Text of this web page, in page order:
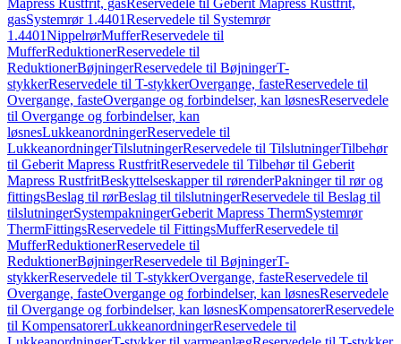
Mapress Rustfrit, gasReservedele til Geberit Mapress Rustfrit,
gasSystemrør 1.4401Reservedele til Systemrør
1.4401NippelrørMufferReservedele til
MufferReduktionerReservedele til
ReduktionerBøjningerReservedele til BøjningerT-
stykkerReservedele til T-stykkerOvergange, fasteReservedele til
Overgange, fasteOvergange og forbindelser, kan løsnesReservedele
til Overgange og forbindelser, kan
løsnesLukkeanordningerReservedele til
LukkeanordningerTilslutningerReservedele til TilslutningerTilbehør
til Geberit Mapress RustfritReservedele til Tilbehør til Geberit
Mapress RustfritBeskyttelseskapper til rørenderPakninger til rør og
fittingsBeslag til rørBeslag til tilslutningerReservedele til Beslag til
tilslutningerSystempakningerGeberit Mapress ThermSystemrør
ThermFittingsReservedele til FittingsMufferReservedele til
MufferReduktionerReservedele til
ReduktionerBøjningerReservedele til BøjningerT-
stykkerReservedele til T-stykkerOvergange, fasteReservedele til
Overgange, fasteOvergange og forbindelser, kan løsnesReservedele
til Overgange og forbindelser, kan løsnesKompensatorerReservedele
til KompensatorerLukkeanordningerReservedele til